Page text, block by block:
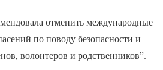
отменить международные
по поводу безопасности и
волонтеров и родственников”.